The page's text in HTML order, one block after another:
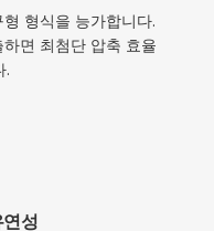
형식을 능가합니다.
면 최첨단 압축 효율
.
성